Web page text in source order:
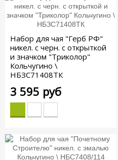
Набор для чая "Герб РФ"
никел. с черн. с открыткой
и значком "Триколор"
Кольчугино \
НБЗС71408ТК
3 595 руб